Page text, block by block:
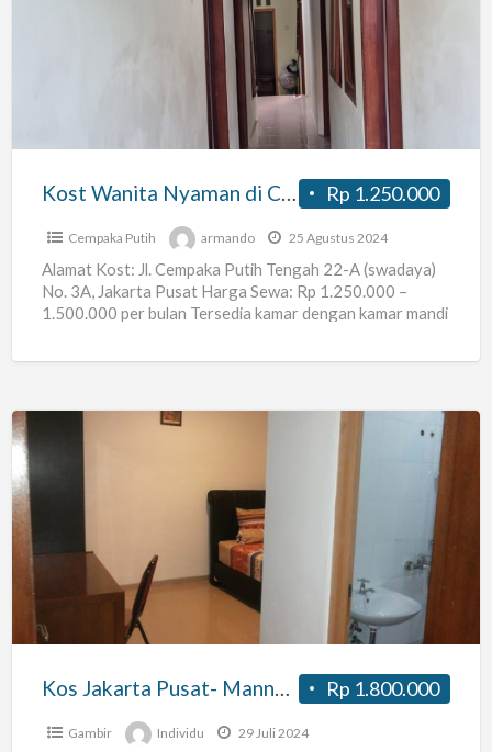
Tengah
Rp 1.250.000
Kost Wanita Nyaman di Cempaka Putih Tengah
Cempaka Putih armando 25 Agustus 2024
Alamat Kost: Jl. Cempaka Putih Tengah 22-A (swadaya)
No. 3A, Jakarta Pusat Harga Sewa: Rp 1.250.000 –
1.500.000 per bulan Tersedia kamar dengan kamar mandi
Kos
Jakarta
Pusat-
Manna
Residence-
mandi
harga
terjangkau.
Rp 1.800.000
Kos Jakarta Pusat- Manna Residence- Kamar mandi dalam, harga terjangkau.
Gambir Individu 29 Juli 2024